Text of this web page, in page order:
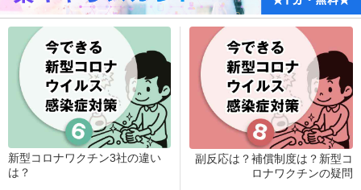
新型コロナワクチン3社の違い
は？
副反応は？補償制度は？新型コ
ロナワクチンの疑問